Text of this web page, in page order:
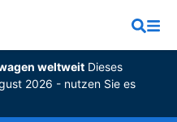
weltweitDieses
2026 - nutzen Sie es